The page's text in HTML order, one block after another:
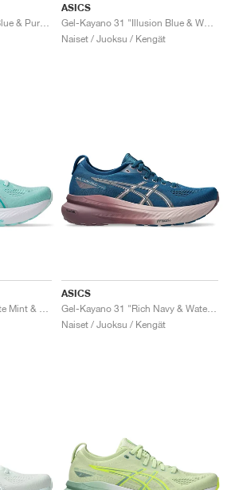
ASICS
Naiset / Juoksu / Kengät
ASICS
Naiset / Juoksu / Kengät